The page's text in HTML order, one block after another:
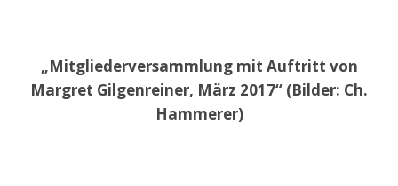
„Mitgliederversammlung mit Auftritt von
Margret Gilgenreiner, März 2017“ (Bilder: Ch.
Hammerer)